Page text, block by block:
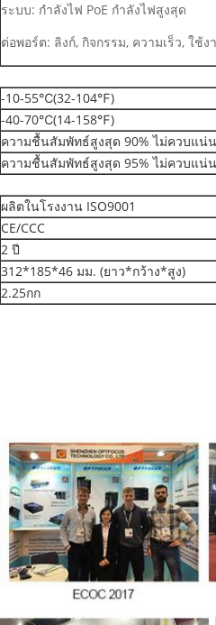
ระบบ: กำลังไฟ PoE กำลังไฟสูงสุด
ต่อพอร์ต: ลิงก์, กิจกรรม, ความเร็ว, ใช้ง
-10-55℃(32-104℉)
-40-70℃(14-158℉)
ความชื้นสัมพัทธ์สูงสุด 90% ไม่ควบแน่น
ความชื้นสัมพัทธ์สูงสุด 95% ไม่ควบแน่น
ผลิตในโรงงาน ISO9001
CE/CCC
2 ปี
312*185*46 มม. (ยาว*กว้าง*สูง)
2.25กก